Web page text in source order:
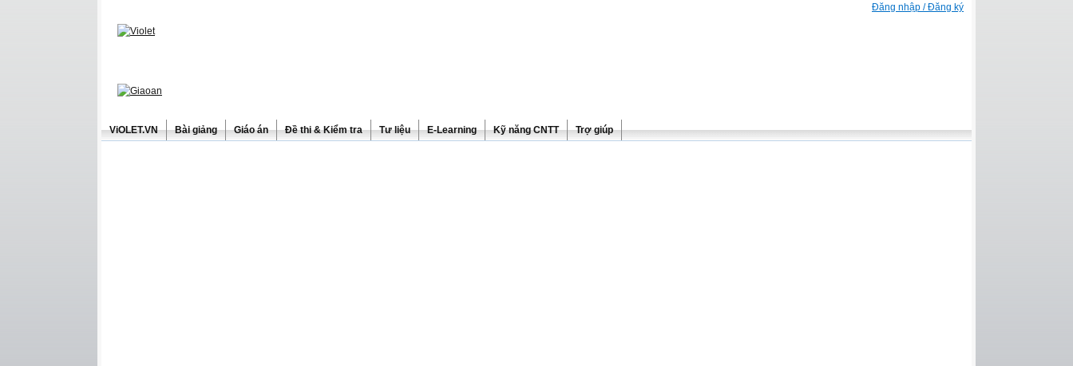
Đăng nhập / Đăng ký
ViOLET.VN Bài giảng Giáo án Đề thi & Kiểm tra Tư liệu E-Learning Kỹ năng CNTT Trợ giúp